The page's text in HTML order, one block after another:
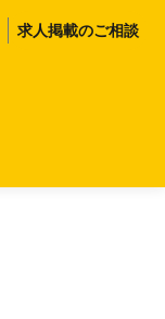
求人掲載のご相談